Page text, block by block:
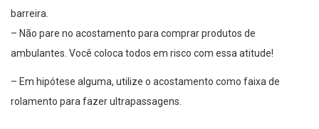
barreira.
– Não pare no acostamento para comprar produtos de
ambulantes. Você coloca todos em risco com essa atitude!
– Em hipótese alguma, utilize o acostamento como faixa de
rolamento para fazer ultrapassagens.